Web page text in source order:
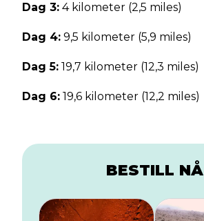
Dag 3: 4 kilometer (2,5 miles)
Dag 4: 9,5 kilometer (5,9 miles)
Dag 5: 19,7 kilometer (12,3 miles)
Dag 6: 19,6 kilometer (12,2 miles)
BESTILL NÅ